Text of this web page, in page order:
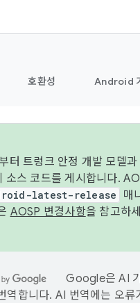
호환성 Android
터 트렁크 안정 개발 모델
소스 코드를 게시합니다.
latest-release
매
AOSP 변경사항을 참고하
Google은 AI
역합니다. AI 번역에는 오류